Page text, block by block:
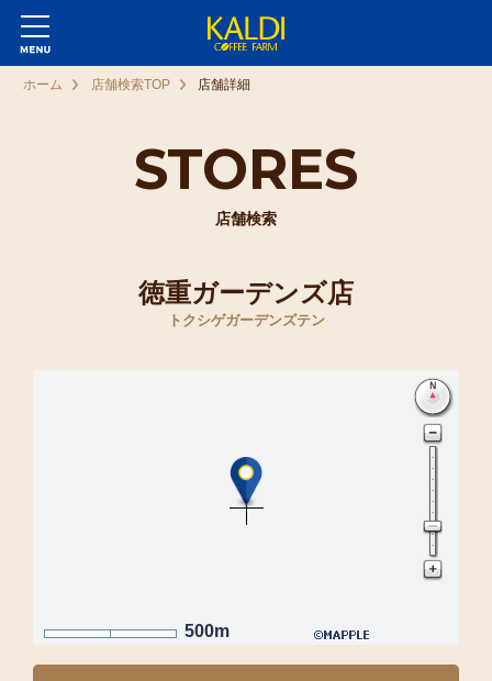
STORES
店舗検索
ホーム 店舗検索TOP 店舗詳細
徳重ガーデンズ店
トクシゲガーデンズテン
500m